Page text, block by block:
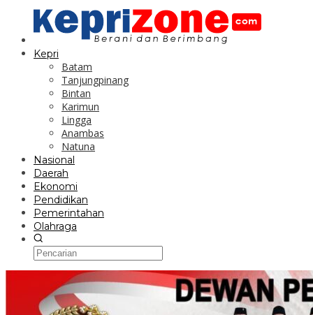
Kepri
Batam
Tanjungpinang
Bintan
Karimun
Lingga
Anambas
Natuna
Nasional
Daerah
Ekonomi
Pendidikan
Pemerintahan
Olahraga